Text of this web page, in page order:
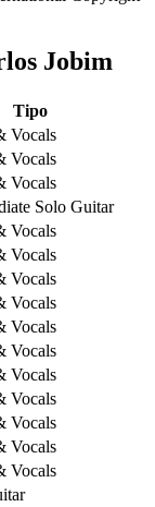
Jobim
Tipo
Vocals
Vocals
Vocals
Solo Guitar
Vocals
Vocals
Vocals
Vocals
Vocals
Vocals
Vocals
Vocals
Vocals
Vocals
Vocals